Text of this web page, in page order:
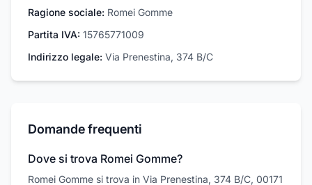
Ragione sociale: Romei Gomme
Partita IVA: 15765771009
Indirizzo legale: Via Prenestina, 374 B/C
Domande frequenti
Dove si trova Romei Gomme?
Romei Gomme si trova in Via Prenestina, 374 B/C, 00171